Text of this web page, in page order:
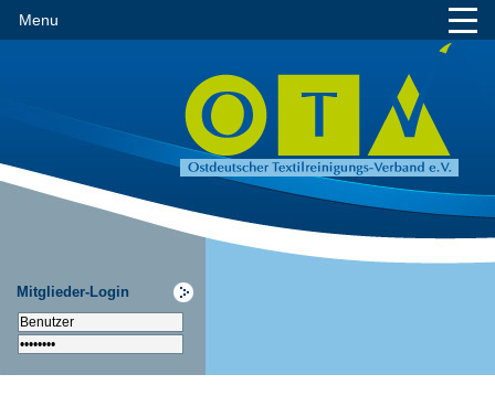
Menu
Mitglieder-Login